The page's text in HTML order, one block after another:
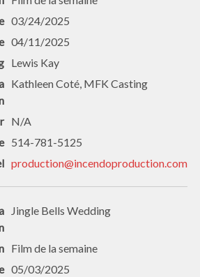
03/24/2025
04/11/2025
Lewis Kay
Kathleen Coté, MFK Casting
N/A
514-781-5125
production@incendoproduction.com
Jingle Bells Wedding
Film de la semaine
05/03/2025